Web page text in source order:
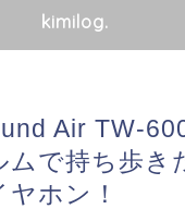
kimilog.
Air TW-
ムで持ち歩き
ホン！